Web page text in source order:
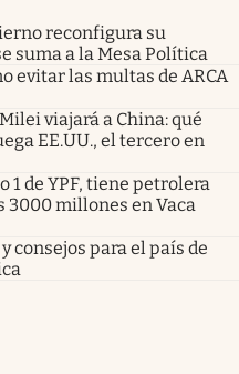
reconfigura su
suma a la Mesa Política
evitar las multas de ARCA
viajará a China: qué
EE.UU., el tercero en
1 de YPF, tiene petrolera
millones en Vaca
consejos para el país de